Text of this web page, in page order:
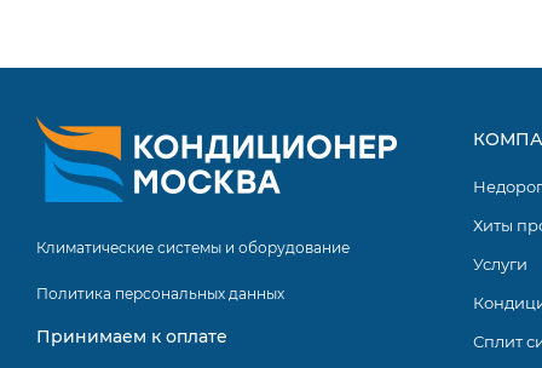
подкреплены положительными откликами
производитель делает акцент на экологичность,
хладагенты, что способствует сохранению окружающей
Климатические системы и оборудование
Политика персональных данных
Принимаем к оплате
Хиты
Услуги
Сплит